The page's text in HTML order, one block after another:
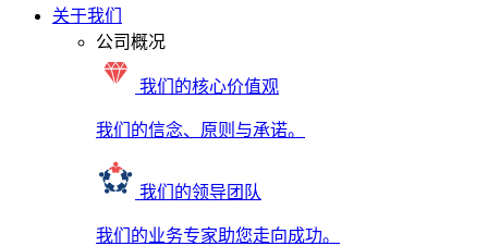
关于我们
公司概况
我们的核心价值观
我们的信念、原则与承诺。
我们的领导团队
我们的业务专家助您走向成功。